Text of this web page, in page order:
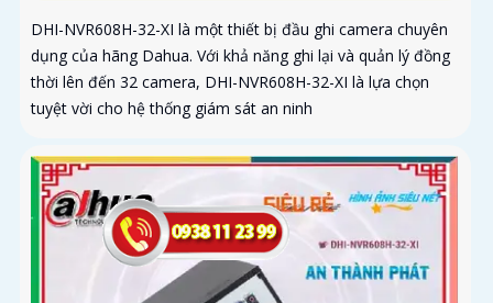
DHI-NVR608H-32-XI là một thiết bị đầu ghi camera chuyên
dụng của hãng Dahua. Với khả năng ghi lại và quản lý đồng
thời lên đến 32 camera, DHI-NVR608H-32-XI là lựa chọn
tuyệt vời cho hệ thống giám sát an ninh